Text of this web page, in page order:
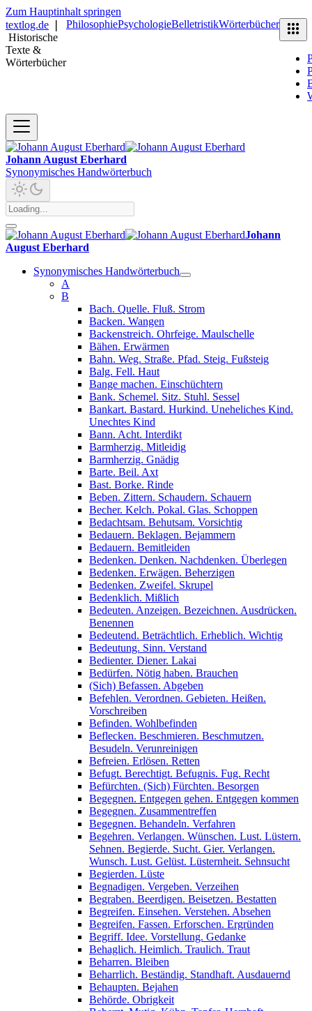
Zum Hauptinhalt springen
textlog.de
Historische
Texte &
Wörterbücher
PhilosophiePsychologieBelletristikWörterbücher
Johann August Eberhard
Synonymisches Handwörterbuch
Johann
August Eberhard
Synonymisches Handwörterbuch
A
B
Bach. Quelle. Fluß. Strom
Backen. Wangen
Backenstreich. Ohrfeige. Maulschelle
Bähen. Erwärmen
Bahn. Weg. Straße. Pfad. Steig. Fußsteig
Balg. Fell. Haut
Bange machen. Einschüchtern
Bank. Schemel. Sitz. Stuhl. Sessel
Bankart. Bastard. Hurkind. Uneheliches Kind.
Unechtes Kind
Bann. Acht. Interdikt
Barmherzig. Mitleidig
Barmherzig. Gnädig
Barte. Beil. Axt
Bast. Borke. Rinde
Beben. Zittern. Schaudern. Schauern
Becher. Kelch. Pokal. Glas. Schoppen
Bedachtsam. Behutsam. Vorsichtig
Bedauern. Beklagen. Bejammern
Bedauern. Bemitleiden
Bedenken. Denken. Nachdenken. Überlegen
Bedenken. Erwägen. Beherzigen
Bedenken. Zweifel. Skrupel
Bedenklich. Mißlich
Bedeuten. Anzeigen. Bezeichnen. Ausdrücken.
Benennen
Bedeutend. Beträchtlich. Erheblich. Wichtig
Bedeutung. Sinn. Verstand
Bedienter. Diener. Lakai
Bedürfen. Nötig haben. Brauchen
(Sich) Befassen. Abgeben
Befehlen. Verordnen. Gebieten. Heißen.
Vorschreiben
Befinden. Wohlbefinden
Beflecken. Beschmieren. Beschmutzen.
Besudeln. Verunreinigen
Befreien. Erlösen. Retten
Befugt. Berechtigt. Befugnis. Fug. Recht
Befürchten. (Sich) Fürchten. Besorgen
Begegnen. Entgegen gehen. Entgegen kommen
Begegnen. Zusammentreffen
Begegnen. Behandeln. Verfahren
Begehren. Verlangen. Wünschen. Lust. Lüstern.
Sehnen. Begierde. Sucht. Gier. Verlangen.
Wunsch. Lust. Gelüst. Lüsternheit. Sehnsucht
Begierden. Lüste
Begnadigen. Vergeben. Verzeihen
Begraben. Beerdigen. Beisetzen. Bestatten
Begreifen. Einsehen. Verstehen. Absehen
Begreifen. Fassen. Erforschen. Ergründen
Begriff. Idee. Vorstellung. Gedanke
Behaglich. Heimlich. Traulich. Traut
Beharren. Bleiben
Beharrlich. Beständig. Standhaft. Ausdauernd
Behaupten. Bejahen
Behörde. Obrigkeit